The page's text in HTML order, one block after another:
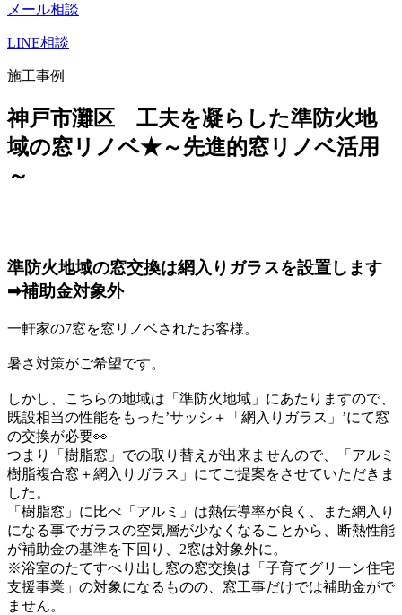
メール相談
LINE相談
施工事例
神戸市灘区 工夫を凝らした準防火地
域の窓リノベ★～先進的窓リノベ活用
～
準防火地域の窓交換は網入りガラスを設置します
➡補助金対象外
一軒家の7窓を窓リノベされたお客様。
暑さ対策がご希望です。
しかし、こちらの地域は「準防火地域」にあたりますので、
既設相当の性能をもった’サッシ＋「網入りガラス」’にて窓
の交換が必要👀
つまり「樹脂窓」での取り替えが出来ませんので、「アルミ
樹脂複合窓＋網入りガラス」にてご提案をさせていただきま
した。
「樹脂窓」に比べ「アルミ」は熱伝導率が良く、また網入り
になる事でガラスの空気層が少なくなることから、断熱性能
が補助金の基準を下回り、2窓は対象外に。
※浴室のたてすべり出し窓の窓交換は「子育てグリーン住宅
支援事業」の対象になるものの、窓工事だけでは補助金がで
ません。